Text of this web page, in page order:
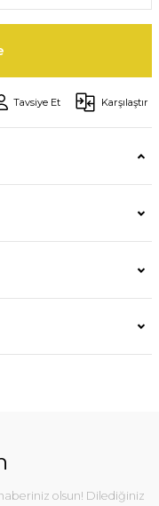
Tavsiye Et Karşılaştır
olsun! Dilediğiniz